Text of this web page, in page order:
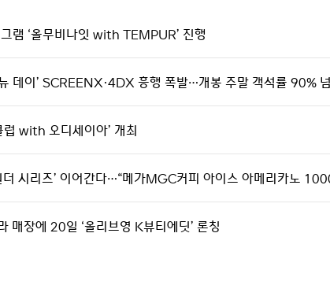
램 ‘올무비나잇 with TEMPUR’ 진행
데이’ SCREENX·4DX 흥행 폭발…개봉 주말 객석률 90%
with 오디세이아’ 개최
시리즈’ 이어간다…“메가MGC커피 아이스 아메리카노
매장에 20일 ‘올리브영 K뷰티에딧’ 론칭